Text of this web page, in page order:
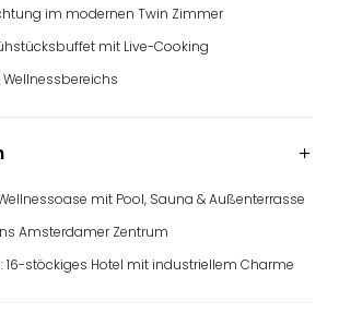
im modernen Twin Zimmer
mit Live-Cooking
mit Pool, Sauna & Außenterrasse
Amsterdamer Zentrum
16-stöckiges Hotel mit industriellem Charme